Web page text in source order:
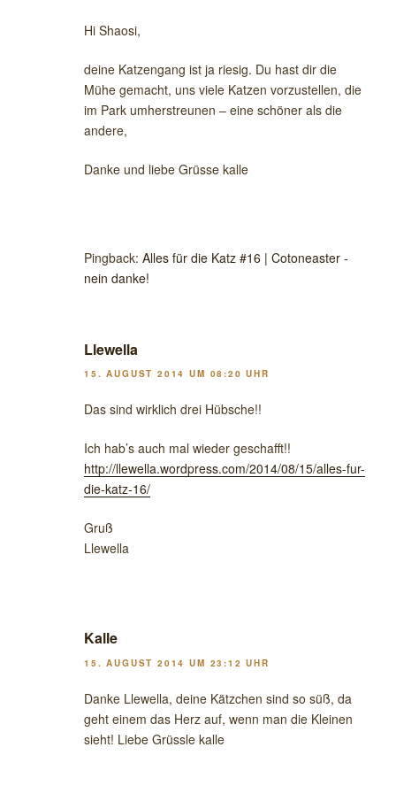
Hi Shaosi,
deine Katzengang ist ja riesig. Du hast dir die
Mühe gemacht, uns viele Katzen vorzustellen, die
im Park umherstreunen – eine schöner als die
andere,
Danke und liebe Grüsse kalle
Pingback: Alles für die Katz #16 | Cotoneaster -
nein danke!
Llewella
15. AUGUST 2014 UM 08:20 UHR
Das sind wirklich drei Hübsche!!
Ich hab’s auch mal wieder geschafft!!
http://llewella.wordpress.com/2014/08/15/alles-fur-
die-katz-16/
Gruß
Llewella
Kalle
15. AUGUST 2014 UM 23:12 UHR
Danke Llewella, deine Kätzchen sind so süß, da
geht einem das Herz auf, wenn man die Kleinen
sieht! Liebe Grüssle kalle